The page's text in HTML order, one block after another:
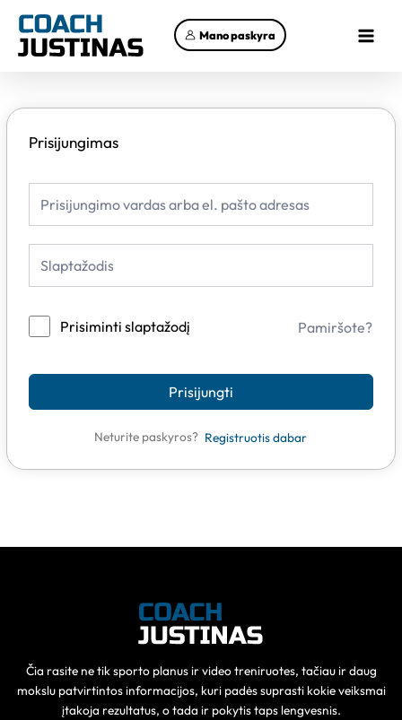
prie
turinio
Mano paskyra
Menu
Prisijungimas
Prisiminti slaptažodį Pamiršote?
Prisijungti
Neturite paskyros? Registruotis dabar
Čia rasite ne tik sporto planus ir video treniruotes, tačiau ir daug
mokslu patvirtintos informacijos, kuri padės suprasti kokie veiksmai
įtakoja rezultatus, o tada ir pokytis taps lengvesnis.